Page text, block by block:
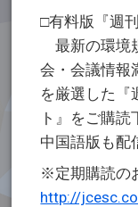
□有料版『週
最新の環境
会・会議情報
を厳選した『
ト』をご購読
中国語版も配
※定期購読の
http://